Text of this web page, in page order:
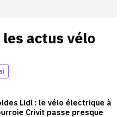
les actus vélo
Lidl : le vélo électrique à
Crivit passe presque